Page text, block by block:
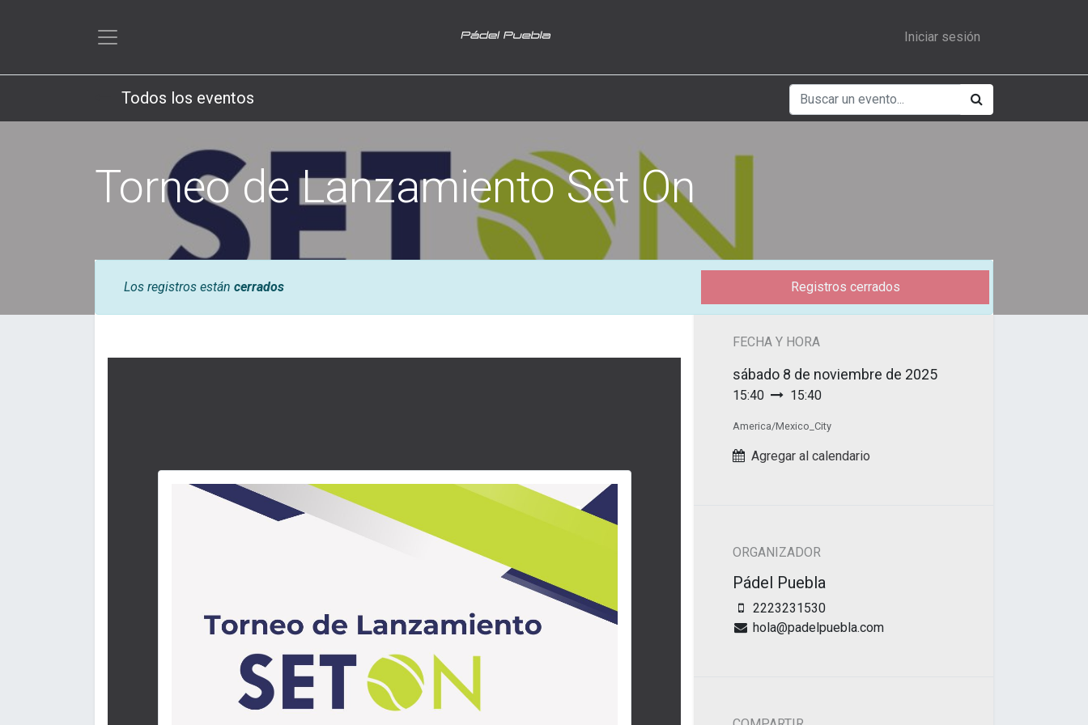
Iniciar sesión
Todos los eventos
Torneo de Lanzamiento Set On
Los registros están cerrados Registros cerrados
FECHA Y HORA
sábado 8 de noviembre de 2025
15:40 15:40
America/Mexico_City
Agregar al calendario
ORGANIZADOR
Pádel Puebla
2223231530
hola@padelpuebla.com